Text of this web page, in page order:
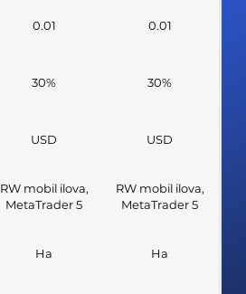
0.01 0.01
30% 30%
USD USD
RW mobil ilova,
MetaTrader 5
RW mobil ilova,
MetaTrader 5
Ha Ha